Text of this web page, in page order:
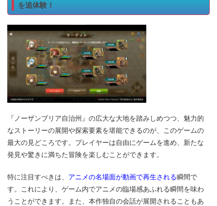
を追体験！
『ノーザンブリア自治州』の広大な大地を踏みしめつつ、魅力的
なストーリーの展開や探索要素を堪能できるのが、このゲームの
最大の見どころです。プレイヤーは自由にゲームを進め、新たな
発見や驚きに満ちた冒険を楽しむことができます。
特に注目すべきは、 アニメの名場面が動画で再生される瞬間で
す。これにより、ゲーム内でアニメの臨場感あふれる瞬間を味わ
うことができます。また、本作独自の会話が展開されることもあ